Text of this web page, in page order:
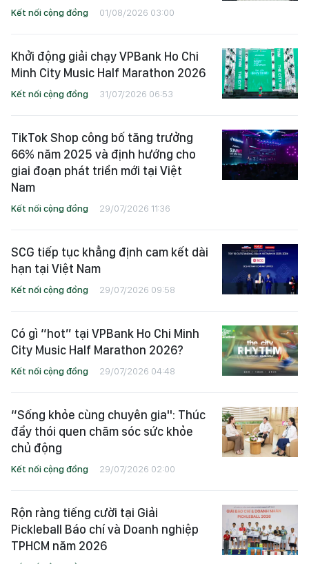
Kết nối cộng đồng 01/08/2026 03:00
Khởi động giải chạy VPBank Ho Chi
Minh City Music Half Marathon 2026
Kết nối cộng đồng 31/07/2026 06:53
TikTok Shop công bố tăng trưởng
66% năm 2025 và định hướng cho
giai đoạn phát triển mới tại Việt
Nam
Kết nối cộng đồng 29/07/2026 11:36
SCG tiếp tục khẳng định cam kết dài
hạn tại Việt Nam
Kết nối cộng đồng 29/07/2026 09:58
Có gì “hot” tại VPBank Ho Chi Minh
City Music Half Marathon 2026?
Kết nối cộng đồng 29/07/2026 04:48
“Sống khỏe cùng chuyên gia": Thúc
đẩy thói quen chăm sóc sức khỏe
chủ động
Kết nối cộng đồng 29/07/2026 02:00
Rộn ràng tiếng cười tại Giải
Pickleball Báo chí và Doanh nghiệp
TPHCM năm 2026